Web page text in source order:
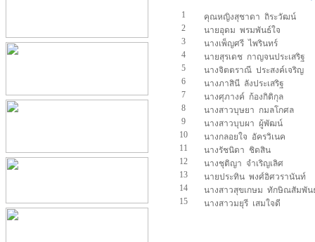
1
คุณหญิงสุชาดา ถิระวัฒน์
2
นายอุดม พรมพันธ์ใจ
3
นางเพ็ญศรี ไพรินทร์
4
นายสุรเดช กาญจนประเสริฐ
5
นางจิตตราณี ประสงค์เจริญ
6
นางภาสินี ลังประเสริฐ
7
นางศุภางค์ ก้องกิติกุล
8
นางสาวบุษยา กมลโกศล
9
นางสาวบุบผา ผู้พัฒน์
10
นางกลอยใจ อัครวิเนค
11
นางรัชนิดา ชิดสิน
12
นางชุติญา จำเริญเลิศ
13
นายประทิน พงศ์อิศวรานันท์
14
นางสาวสุขเกษม ทักษิณสัมพัน
15
นางสาวมยุรี เสมใจดี